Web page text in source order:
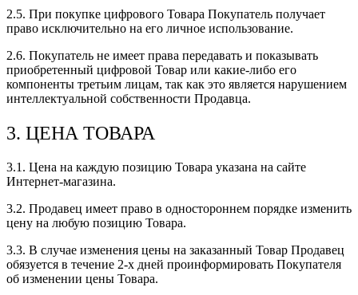
2.5. При покупке цифрового Товара Покупатель получает
право исключительно на его личное использование.
2.6. Покупатель не имеет права передавать и показывать
приобретенный цифровой Товар или какие-либо его
компоненты третьим лицам, так как это является нарушением
интеллектуальной собственности Продавца.
3. ЦЕНА ТОВАРА
3.1. Цена на каждую позицию Товара указана на сайте
Интернет-магазина.
3.2. Продавец имеет право в одностороннем порядке изменить
цену на любую позицию Товара.
3.3. В случае изменения цены на заказанный Товар Продавец
обязуется в течение 2-х дней проинформировать Покупателя
об изменении цены Товара.